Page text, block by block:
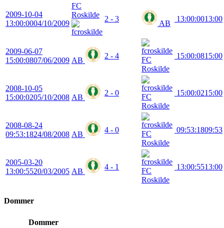
2009-10-04
13:00:0004/10/2009
FC
Roskilde
2 - 3
AB
13:00:0013:00
2009-06-07
15:00:0807/06/2009 AB
2 - 4
FC
Roskilde
15:00:0815:00
2008-10-05
15:00:0205/10/2008 AB
2 - 0
FC
Roskilde
15:00:0215:00
2008-08-24
09:53:1824/08/2008 AB
4 - 0
FC
Roskilde
09:53:1809:53
2005-03-20
13:00:5520/03/2005 AB
4 - 1
FC
Roskilde
13:00:5513:00
Dommer
Dommer